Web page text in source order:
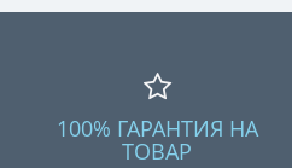
100% ГАРАНТИЯ НА
ТОВАР